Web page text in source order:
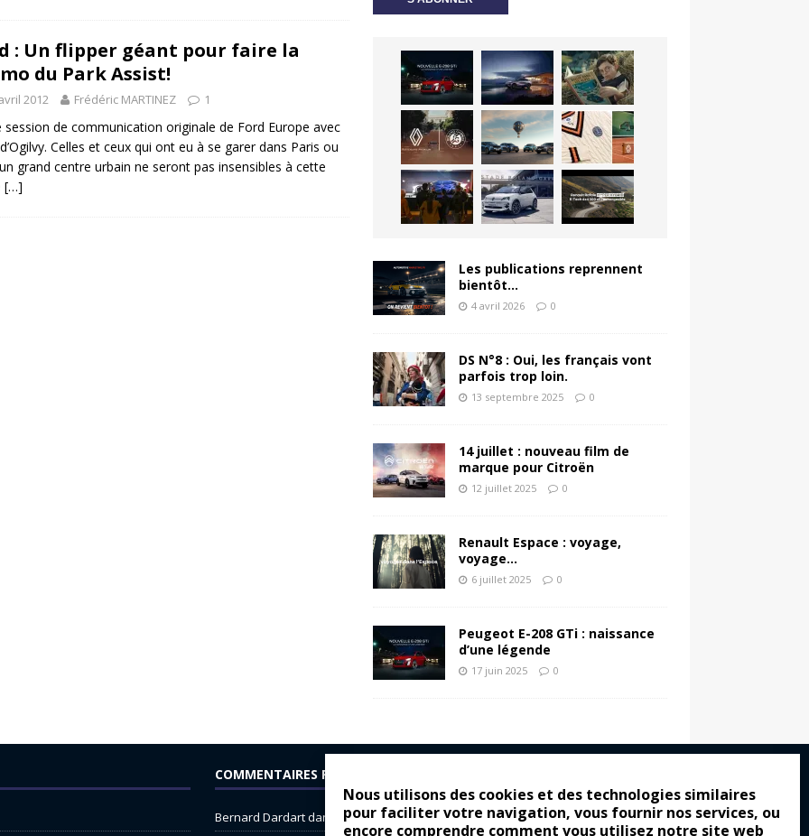
Nous utilisons des cookies et des technologies similaires
pour faciliter votre navigation, vous fournir nos services, ou
encore comprendre comment vous utilisez notre site web
: Un flipper géant pour faire la
du Park Assist!
2012 Frédéric MARTINEZ 1
session de communication originale de Ford Europe avec
d’Ogilvy. Celles et ceux qui ont eu à se garer dans Paris ou
grand centre urbain ne seront pas insensibles à cette
[…]
Les publications reprennent
bientôt…
4 avril 2026 0
DS N°8 : Oui, les français vont
parfois trop loin.
13 septembre 2025 0
14 juillet : nouveau film de
marque pour Citroën
12 juillet 2025 0
Renault Espace : voyage,
voyage…
6 juillet 2025 0
Peugeot E-208 GTi : naissance
d’une légende
17 juin 2025 0
COMMENTAIRES RÉCENTS
Bernard Dardartdans Dacia Sandero : pour les gens vrais